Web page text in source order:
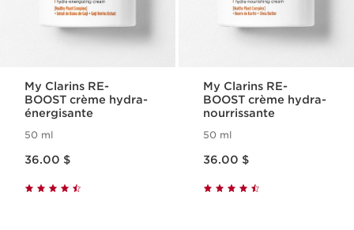
My Clarins RE-
BOOST crème hydra-
énergisante
50 ml
36.00 $
My Clarins RE-
BOOST crème hydra-
nourrissante
50 ml
36.00 $